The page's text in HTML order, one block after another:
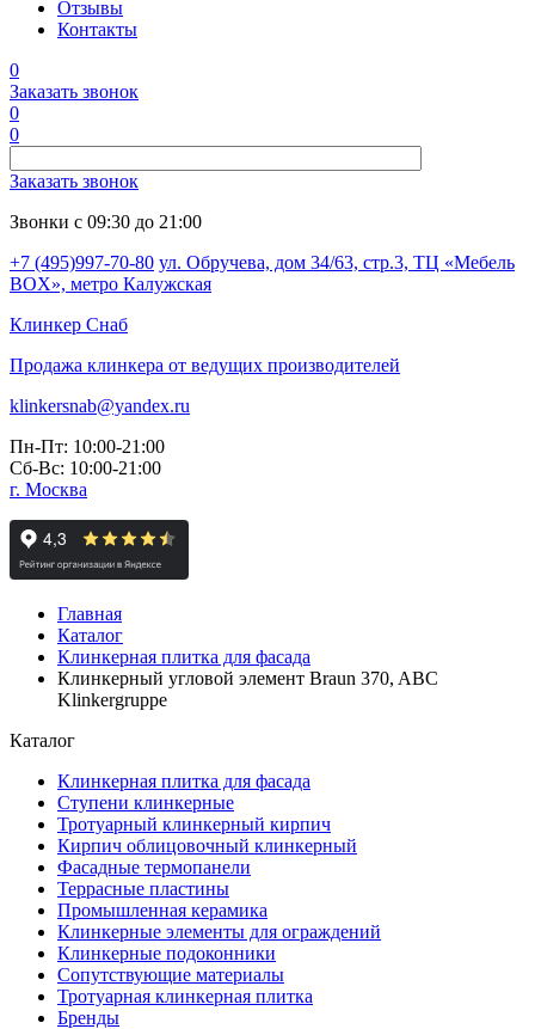
Отзывы
Контакты
0
Заказать звонок
0
0
Заказать звонок
Звонки с 09:30 до 21:00
+7 (495)997-70-80 ул. Обручева, дом 34/63, стр.3, ТЦ «Мебель
BOX», метро Калужская
Клинкер Снаб
Продажа клинкера от ведущих производителей
klinkersnab@yandex.ru
Пн-Пт: 10:00-21:00
Сб-Вс: 10:00-21:00
г. Москва
Главная
Каталог
Клинкерная плитка для фасада
Клинкерный угловой элемент Braun 370, ABC
Klinkergruppe
Каталог
Клинкерная плитка для фасада
Ступени клинкерные
Тротуарный клинкерный кирпич
Кирпич облицовочный клинкерный
Фасадные термопанели
Террасные пластины
Промышленная керамика
Клинкерные элементы для ограждений
Клинкерные подоконники
Сопутствующие материалы
Тротуарная клинкерная плитка
Бренды